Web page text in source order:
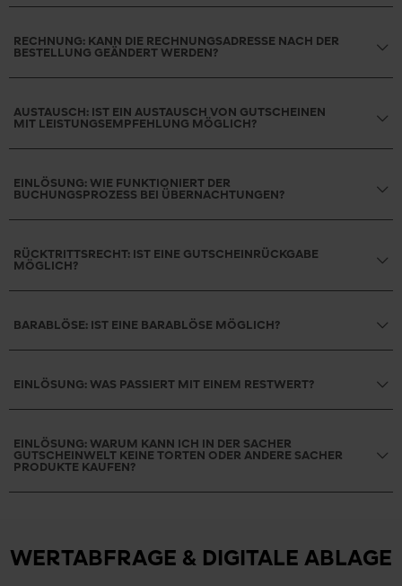
RECHNUNG: KANN DIE RECHNUNGSADRESSE NACH DER
BESTELLUNG GEÄNDERT WERDEN?
AUSTAUSCH: IST EIN AUSTAUSCH VON GUTSCHEINEN
MIT LEISTUNGSEMPFEHLUNG MÖGLICH?
EINLÖSUNG: WIE FUNKTIONIERT DER
BUCHUNGSPROZESS BEI ÜBERNACHTUNGEN?
RÜCKTRITTSRECHT: IST EINE GUTSCHEINRÜCKGABE
MÖGLICH?
BARABLÖSE: IST EINE BARABLÖSE MÖGLICH?
EINLÖSUNG: WAS PASSIERT MIT EINEM RESTWERT?
EINLÖSUNG: WARUM KANN ICH IN DER SACHER
GUTSCHEINWELT KEINE TORTEN ODER ANDERE SACHER
PRODUKTE KAUFEN?
WERTABFRAGE & DIGITALE ABLAGE